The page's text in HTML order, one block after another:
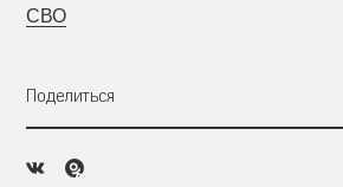
СВО
Поделиться